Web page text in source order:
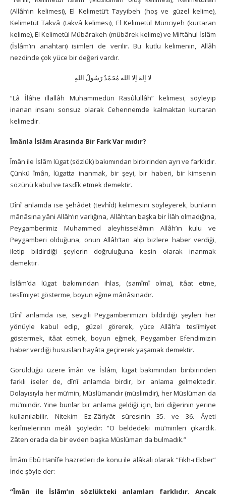
(Allâh’ın kelimesi), El Kelimetü’t Tayyibeh (hoş ve güzel kelime),
Kelimetüt Takvâ (takvâ kelimesi), El Kelimetül Münciyeh (kurtaran
kelime), El Kelimetül Mübârakeh (mübârek kelime) ve Miftâhul İslâm
(İslâm’ın anahtarı) isimleri de verilir. Bu kutlu kelimenin, Allâh
nezdinde çok yüce bir değeri vardır.
لا اِلهَ اِلا الله مُحَمّدٌ رَسُولُ اللهِ
“Lâ İlâhe illallâh Muhammedün Rasûlullâh” kelimesi, söyleyip
inanan insanı sonsuz olarak Cehennemde kalmaktan kurtaran
kelimedir.
Îmânla İslâm Arasında Bir Fark Var mıdır?
Îmân ile İslâm lügat (sözlük) bakımından birbirinden ayrı ve farklıdır.
Çünkü îmân, lügatta inanmak, bir şeyi, bir haberi, bir kimsenin
sözünü kabul ve tasdîk etmek demektir.
Dînî anlamda ise şehâdet (tevhîd) kelimesini söyleyerek, bunların
mânâsına yâni Allâh’ın varlığına, Allâh’tan başka bir İlâh olmadığına,
Peygamberimiz Muhammed aleyhisselâmın Allâh’ın kulu ve
Peygamberi olduğuna, onun Allâh’tan alıp bizlere haber verdiği,
iletip bildirdiği şeylerin doğruluğuna kesin olarak inanmak
demektir.
İslâm’da lügat bakımından ihlas, (samîmî olma), itâat etme,
teslîmiyet gösterme, boyun eğme mânâsınadır.
Dînî anlamda ise, sevgili Peygamberimizin bildirdiği şeyleri her
yönüyle kabul edip, güzel görerek, yüce Allâh’a teslîmiyet
göstermek, itâat etmek, boyun eğmek, Peygamber Efendimizin
haber verdiği hususları hayâta geçirerek yaşamak demektir.
Görüldüğü üzere îmân ve İslâm, lügat bakımından biribirinden
farklı iseler de, dînî anlamda birdir, bir anlama gelmektedir.
Dolayısıyla her mü’min, Müslümandır (müslimdir), her Müslüman da
mü’mindir. Yine bunlar bir anlama geldiği için, biri diğerinin yerine
kullanılabilir. Nitekim Ez-Zâriyât sûresinin 35. ve 36. Âyeti
kerîmelerinin meâli şöyledir: “O beldedeki mü’minleri çıkardık.
Zâten orada da bir evden başka Müslüman da bulmadık.”
İmâm Ebû Hanîfe hazretleri de konu ile alâkalı olarak “Fıkh-ı Ekber”
inde şöyle der:
“Îmân ile İslâm’ın sözlükteki anlamları farklıdır. Ancak